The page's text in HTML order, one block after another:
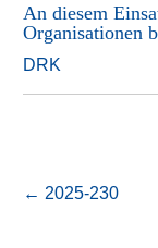
An diesem
Organisationen
DRK
← 2025-230